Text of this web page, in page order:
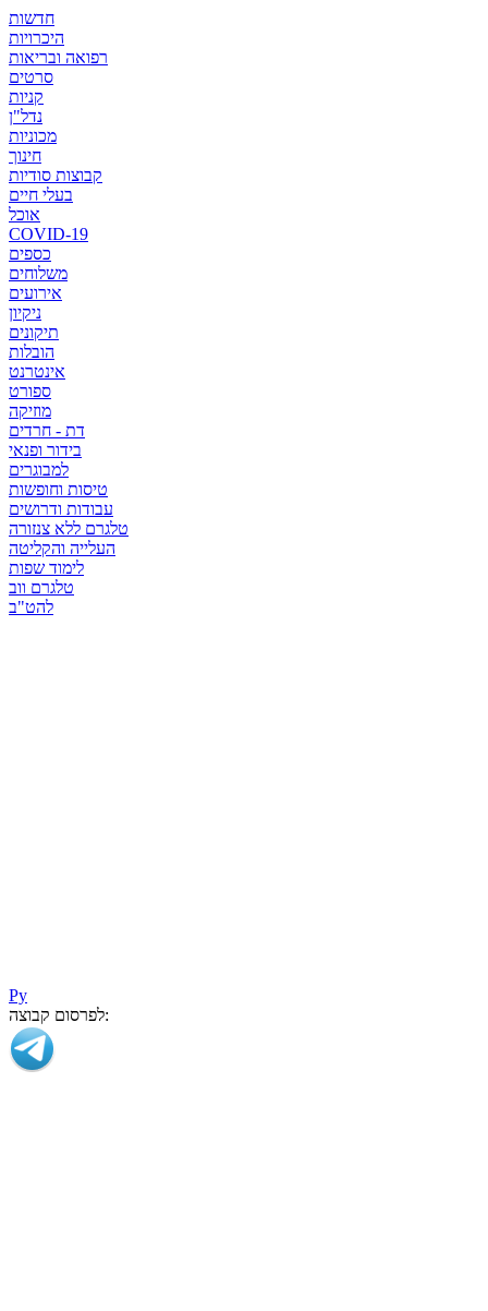
חדשות
היכרויות
רפואה ובריאות
סרטים
קניות
נדל"ן
מכוניות
חינוך
קבוצות סודיות
בעלי חיים
אוכל
COVID-19
כספים
משלוחים
אירועים
ניקיון
תיקונים
הובלות
אינטרנט
ספורט
מוזיקה
דת - חרדים
בידור ופנאי
למבוגרים
טיסות וחופשות
עבודות ודרושים
טלגרם ללא צנזורה
העלייה והקליטה
לימוד שפות
טלגרם ווב
להט"ב
Ру
לפרסום קבוצה: